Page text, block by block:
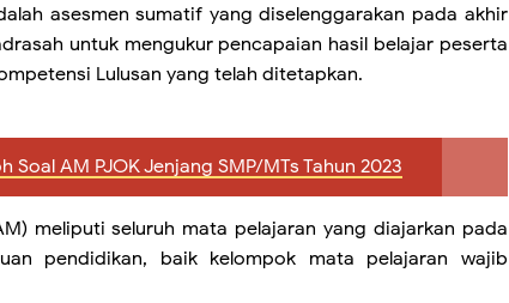
asesmen sumatif yang diselenggarakan pada akhir
untuk mengukur pencapaian hasil belajar peserta
Lulusan yang telah ditetapkan.
Soal AM PJOK Jenjang SMP/MTs Tahun 2023
meliputi seluruh mata pelajaran yang diajarkan pada
pendidikan, baik kelompok mata pelajaran wajib